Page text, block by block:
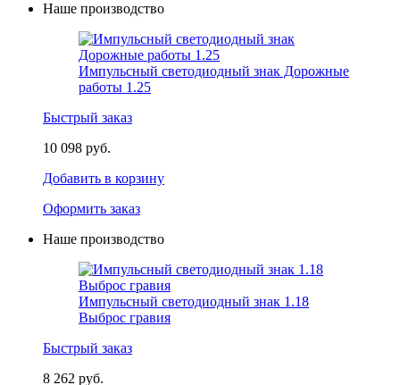
Наше производство
Импульсный светодиодный знак Дорожные
работы 1.25
Быстрый заказ
10 098 руб.
Добавить в корзину
Оформить заказ
Наше производство
Импульсный светодиодный знак 1.18
Выброс гравия
Быстрый заказ
8 262 руб.